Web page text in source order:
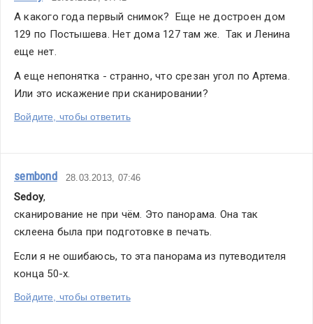
А какого года первый снимок?  Еще не достроен дом
129 по Постышева. Нет дома 127 там же.  Так и Ленина
еще нет.
А еще непонятка - странно, что срезан угол по Артема.
Или это искажение при сканировании?
Войдите, чтобы ответить
sembond 28.03.2013, 07:46
Sedoy,
сканирование не при чём. Это панорама. Она так
склеена была при подготовке в печать.
Если я не ошибаюсь, то эта панорама из путеводителя
конца 50-х.
Войдите, чтобы ответить